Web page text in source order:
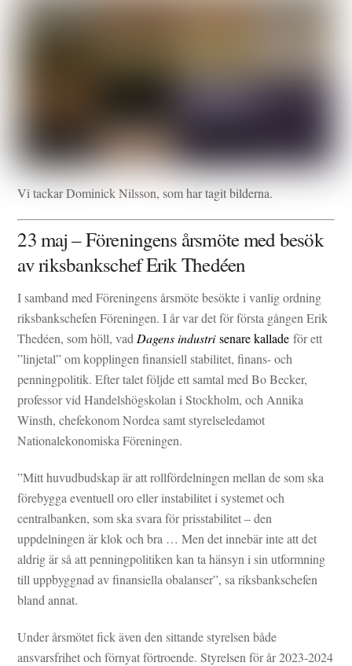
Vi tackar Dominick Nilsson, som har tagit bilderna.
23 maj – Föreningens årsmöte med besök
av riksbankschef Erik Thedéen
I samband med Föreningens årsmöte besökte i vanlig ordning
riksbankschefen Föreningen. I år var det för första gången Erik
Thedéen, som höll, vad Dagens industrisenare kallade för ett
”linjetal” om kopplingen finansiell stabilitet, finans- och
penningpolitik. Efter talet följde ett samtal med Bo Becker,
professor vid Handelshögskolan i Stockholm, och Annika
Winsth, chefekonom Nordea samt styrelseledamot
Nationalekonomiska Föreningen.
”Mitt huvudbudskap är att rollfördelningen mellan de som ska
förebygga eventuell oro eller instabilitet i systemet och
centralbanken, som ska svara för prisstabilitet – den
uppdelningen är klok och bra … Men det innebär inte att det
aldrig är så att penningpolitiken kan ta hänsyn i sin utformning
till uppbyggnad av finansiella obalanser”, sa riksbankschefen
bland annat.
Under årsmötet fick även den sittande styrelsen både
ansvarsfrihet och förnyat förtroende. Styrelsen för år 2023-2024